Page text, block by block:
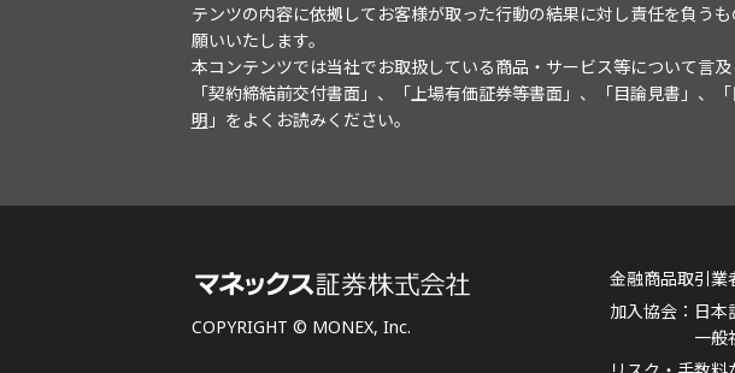
テンツの内容に依拠してお客様が取った行動の結果に対し責任を負う
願いいたします。
本コンテンツでは当社でお取扱している商品・サービス等について言
「契約締結前交付書面」、「上場有価証券等書面」、「目論見書」、
明 」をよくお読みください。
COPYRIGHT © MONEX, Inc.
金融商品取引
日本
一般